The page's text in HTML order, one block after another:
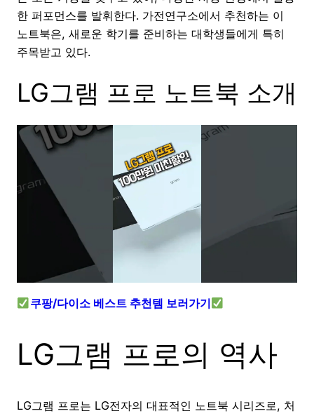
한 퍼포먼스를 발휘한다. 가전연구소에서 추천하는 이
노트북은, 새로운 학기를 준비하는 대학생들에게 특히
주목받고 있다.
LG그램 프로 노트북 소개
쿠팡/다이소 베스트 추천템 보러가기
LG그램 프로의 역사
LG그램 프로는 LG전자의 대표적인 노트북 시리즈로, 처